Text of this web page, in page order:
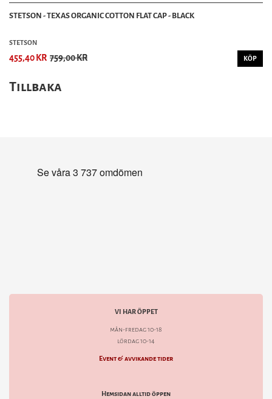
STETSON - TEXAS ORGANIC COTTON FLAT CAP - BLACK
STETSON
455,40 KR 759,00 KR KÖP
Tillbaka
VI HAR ÖPPET
mån-fredag 10-18
lördag 10-14
Event & avvikande tider
Hemsidan alltid öppen